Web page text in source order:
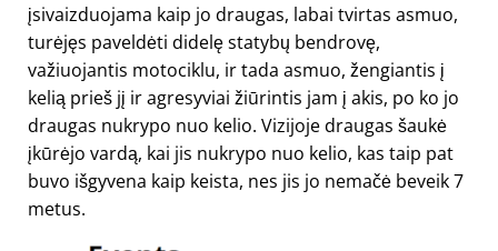
įsivaizduojama kaip jo draugas, labai tvirtas asmuo,
turėjęs paveldėti didelę statybų bendrovę,
važiuojantis motociklu, ir tada asmuo, žengiantis į
kelią prieš jį ir agresyviai žiūrintis jam į akis, po ko jo
draugas nukrypo nuo kelio. Vizijoje draugas šaukė
įkūrėjo vardą, kai jis nukrypo nuo kelio, kas taip pat
buvo išgyvena kaip keista, nes jis jo nemačė beveik 7
metus.